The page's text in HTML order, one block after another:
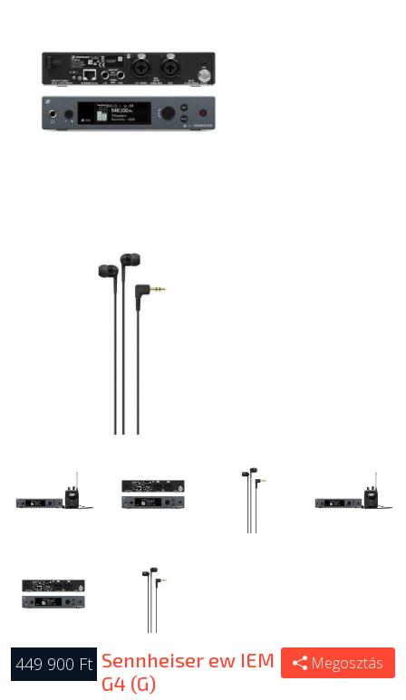
449 900 Ft Sennheiser ew IEM
G4 (G)
Megosztás